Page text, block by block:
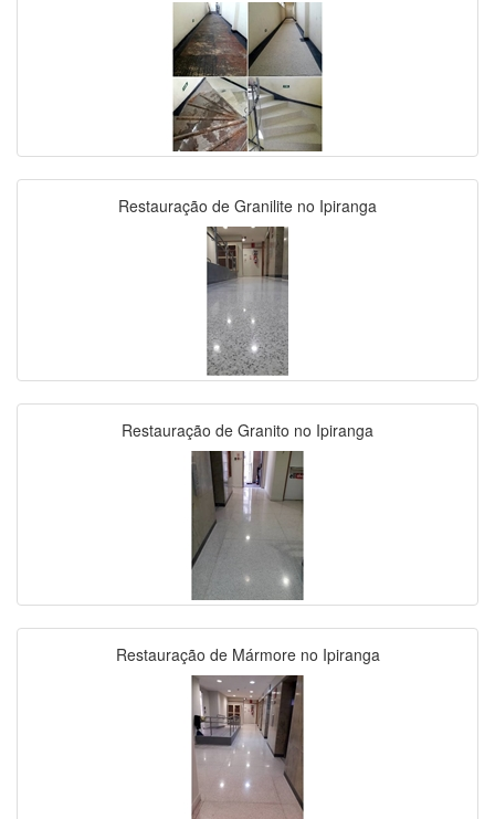
Restauração de Granilite no Ipiranga
Restauração de Granito no Ipiranga
Restauração de Mármore no Ipiranga